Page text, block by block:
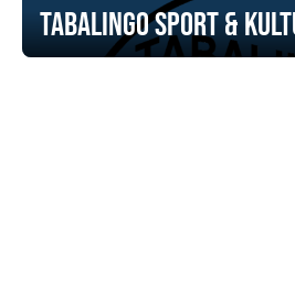
TABALiNGO Sport &